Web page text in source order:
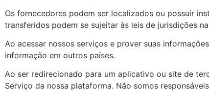
Os fornecedores podem ser localizados ou possuir
transferidos podem se sujeitar às leis de jurisdições
Ao acessar nossos serviços e prover suas
informação em outros países.
Ao ser redirecionado para um aplicativo ou site de
Serviço da nossa plataforma. Não somos